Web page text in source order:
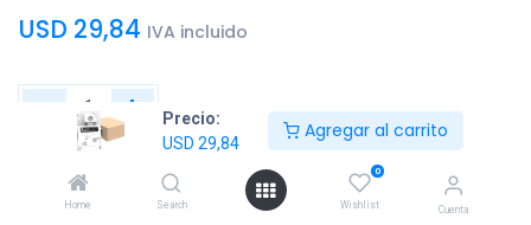
Precio:
USD 29,84
Agregar al carrito
Home Search
0
Wishlist Cuenta
USD 29,84 IVA incluido
carrito
Comprar
ahora